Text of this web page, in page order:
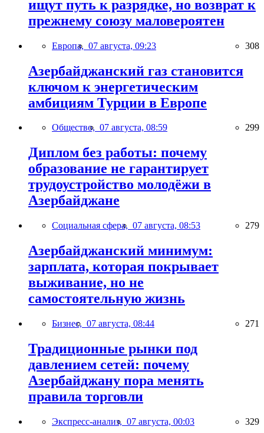
ищут путь к разрядке, но возврат к
прежнему союзу маловероятен
Европа, 07 августа, 09:23 308
Азербайджанский газ становится
ключом к энергетическим
амбициям Турции в Европе
Общество, 07 августа, 08:59 299
Диплом без работы: почему
образование не гарантирует
трудоустройство молодёжи в
Азербайджане
Социальная сфера, 07 августа, 08:53 279
Азербайджанский минимум:
зарплата, которая покрывает
выживание, но не
самостоятельную жизнь
Бизнес, 07 августа, 08:44 271
Традиционные рынки под
давлением сетей: почему
Азербайджану пора менять
правила торговли
Экспресс-анализ, 07 августа, 00:03 329